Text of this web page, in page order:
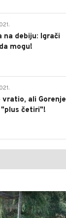
na debiju: Igrači
mogu!
ali Gorenje
"plus četiri"!